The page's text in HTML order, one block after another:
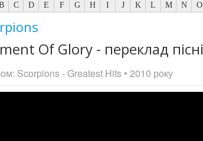
C D E F G H I J K L M N O
Of Glory - переклад пісні
Scorpions - Greatest Hits • 2010 року